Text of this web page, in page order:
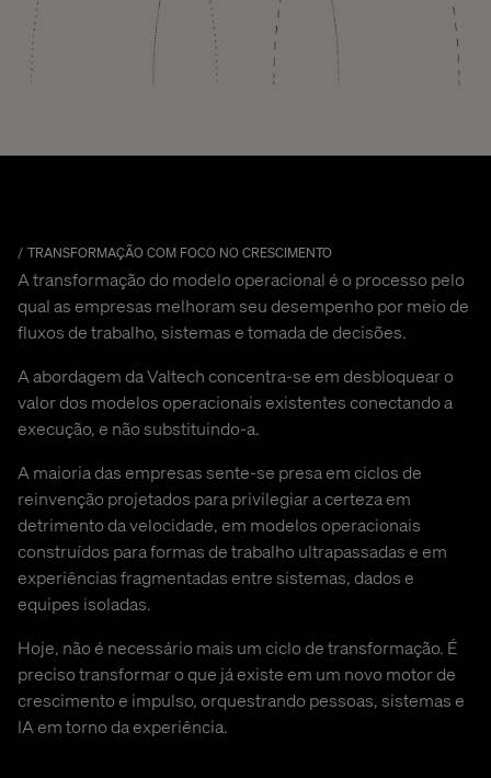
TRANSFORMAÇÃO COM FOCO NO CRESCIMENTO
A transformação do modelo operacional é o processo pelo
qual as empresas melhoram seu desempenho por meio de
fluxos de trabalho, sistemas e tomada de decisões.
A abordagem da Valtech concentra-se em desbloquear o
valor dos modelos operacionais existentes conectando a
execução, e não substituindo-a.
A maioria das empresas sente-se presa em ciclos de
reinvenção projetados para privilegiar a certeza em
detrimento da velocidade, em modelos operacionais
construídos para formas de trabalho ultrapassadas e em
experiências fragmentadas entre sistemas, dados e
equipes isoladas.
Hoje, não é necessário mais um ciclo de transformação. É
preciso transformar o que já existe em um novo motor de
crescimento e impulso, orquestrando pessoas, sistemas e
IA em torno da experiência.